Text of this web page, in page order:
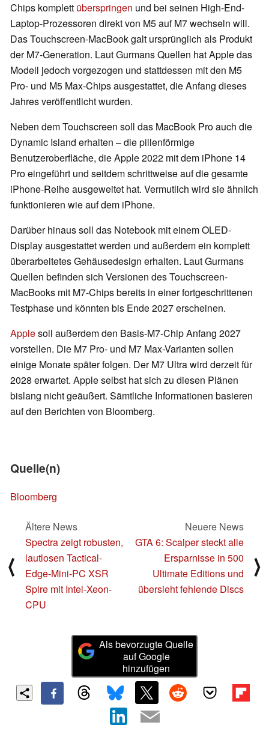
Chips komplett überspringen und bei seinen High-End-
Laptop-Prozessoren direkt von M5 auf M7 wechseln will.
Das Touchscreen-MacBook galt ursprünglich als Produkt
der M7-Generation. Laut Gurmans Quellen hat Apple das
Modell jedoch vorgezogen und stattdessen mit den M5
Pro- und M5 Max-Chips ausgestattet, die Anfang dieses
Jahres veröffentlicht wurden.
Neben dem Touchscreen soll das MacBook Pro auch die
Dynamic Island erhalten – die pillenförmige
Benutzeroberfläche, die Apple 2022 mit dem iPhone 14
Pro eingeführt und seitdem schrittweise auf die gesamte
iPhone-Reihe ausgeweitet hat. Vermutlich wird sie ähnlich
funktionieren wie auf dem iPhone.
Darüber hinaus soll das Notebook mit einem OLED-
Display ausgestattet werden und außerdem ein komplett
überarbeitetes Gehäusedesign erhalten. Laut Gurmans
Quellen befinden sich Versionen des Touchscreen-
MacBooks mit M7-Chips bereits in einer fortgeschrittenen
Testphase und könnten bis Ende 2027 erscheinen.
Applesoll außerdem den Basis-M7-Chip Anfang 2027
vorstellen. Die M7 Pro- und M7 Max-Varianten sollen
einige Monate später folgen. Der M7 Ultra wird derzeit für
2028 erwartet. Apple selbst hat sich zu diesen Plänen
bislang nicht geäußert. Sämtliche Informationen basieren
auf den Berichten von Bloomberg.
Quelle(n)
Bloomberg
⟨
Ältere News
Spectra zeigt robusten,
lautlosen Tactical-
Edge-Mini-PC XSR
Spire mit Intel-Xeon-
CPU
Neuere News
GTA 6: Scalper steckt alle
Ersparnisse in 500
Ultimate Editions und
übersieht fehlende Discs
⟩
Als bevorzugte Quelle
auf Google
hinzufügen